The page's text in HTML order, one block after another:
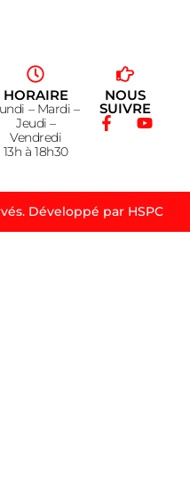
HORAIRE
– Mardi –
Jeudi –
Vendredi
13h à 18h30
NOUS
SUIVRE
Développé par HSPC